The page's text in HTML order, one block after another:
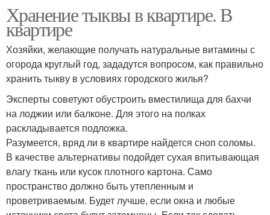
Хранение тыквы в квартире. В
квартире
Хозяйки, желающие получать натуральные витамины с
огорода круглый год, зададутся вопросом, как правильно
хранить тыкву в условиях городского жилья?
Эксперты советуют обустроить вместилища для бахчи
на лоджии или балконе. Для этого на полках
раскладывается подложка.
Разумеется, вряд ли в квартире найдется сноп соломы.
В качестве альтернативы подойдет сухая впитывающая
влагу ткань или кусок плотного картона. Само
пространство должно быть утепленным и
проветриваемым. Будет лучше, если окна и любые